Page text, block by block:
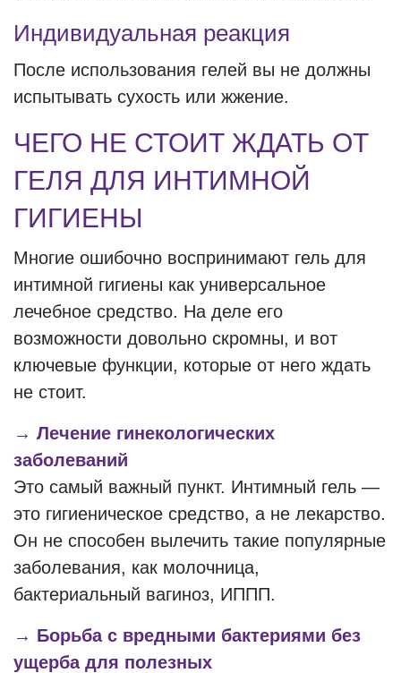
Индивидуальная реакция
После использования гелей вы не должны
испытывать сухость или жжение.
ЧЕГО НЕ СТОИТ ЖДАТЬ ОТ
ГЕЛЯ ДЛЯ ИНТИМНОЙ
ГИГИЕНЫ
Многие ошибочно воспринимают гель для
интимной гигиены как универсальное
лечебное средство. На деле его
возможности довольно скромны, и вот
ключевые функции, которые от него ждать
не стоит.
→ Лечение гинекологических
заболеваний
Это самый важный пункт. Интимный гель —
это гигиеническое средство, а не лекарство.
Он не способен вылечить такие популярные
заболевания, как молочница,
бактериальный вагиноз, ИППП.
→ Борьба с вредными бактериями без
ущерба для полезных